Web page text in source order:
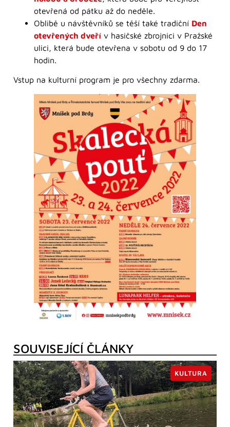
otevřená od pátku až do neděle.
Oblibě u návštěvníků se těší také tradiční Den
otevřených dveří v hasičské zbrojnici v Pražské
ulici, která bude otevřena v sobotu od 9 do 17
hodin.
Vstup na kulturní program je pro všechny zdarma.
SOUVISEJÍCÍ ČLÁNKY
KULTURA